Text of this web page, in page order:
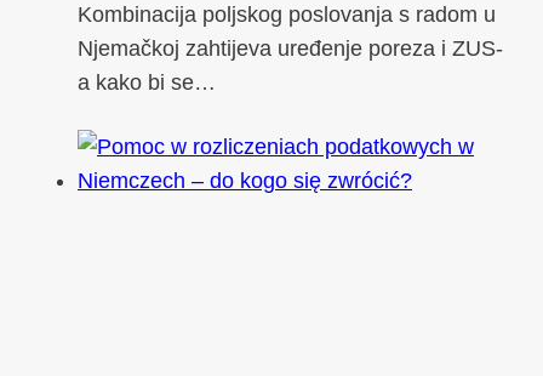
Kombinacija poljskog poslovanja s radom u
Njemačkoj zahtijeva uređenje poreza i ZUS-
a kako bi se…